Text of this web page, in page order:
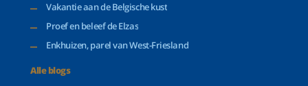
Vakantie aan de Belgische kust
Proef en beleef de Elzas
Enkhuizen, parel van West-Friesland
Alle blogs